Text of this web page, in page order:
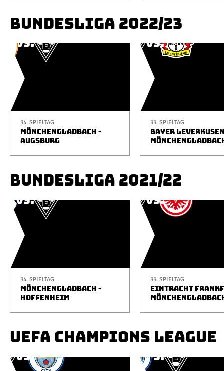
BUNDESLIGA 2022/23
34. SPIELTAG
MÖNCHENGLADBACH -
AUGSBURG
33. SPIELTAG
BAYER
BUNDESLIGA 2021/22
34. SPIELTAG
MÖNCHENGLADBACH -
HOFFENHEIM
33. SPIELTAG
EINTRACHT
UEFA CHAMPIONS LEAGUE